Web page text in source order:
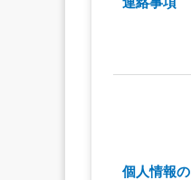
個人情報の